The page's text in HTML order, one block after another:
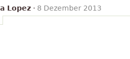
Lopez · 8 Dezember 2013